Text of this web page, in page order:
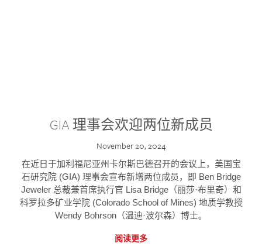
GIA 理事会欢迎两位新成员
November 20, 2024
在近日于加利福尼亚州卡尔斯巴德召开的会议上，美国宝
石研究院 (GIA) 理事会宣布新增两位成员，即 Ben Bridge
Jeweler 总裁兼首席执行官 Lisa Bridge（丽莎·布里奇）和
科罗拉多矿业学院 (Colorado School of Mines) 地质学教授
Wendy Bohrson（温迪·波尔森）博士。
阅读更多